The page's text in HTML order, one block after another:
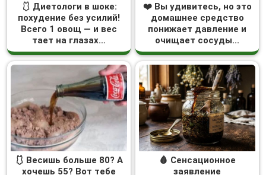
🩱 Диетологи в шоке:
похудение без усилий!
Всего 1 овощ — и вес
тает на глазах…
❤️ Вы удивитесь, но это
домашнее средство
понижает давление и
очищает сосуды...
🩱 Весишь больше 80? А
хочешь 55? Вот тебе
🩸 Сенсационное
заявление